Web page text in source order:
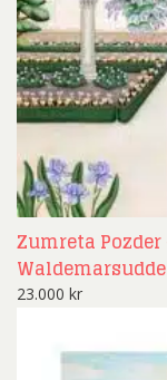
Zumreta
23.000 kr